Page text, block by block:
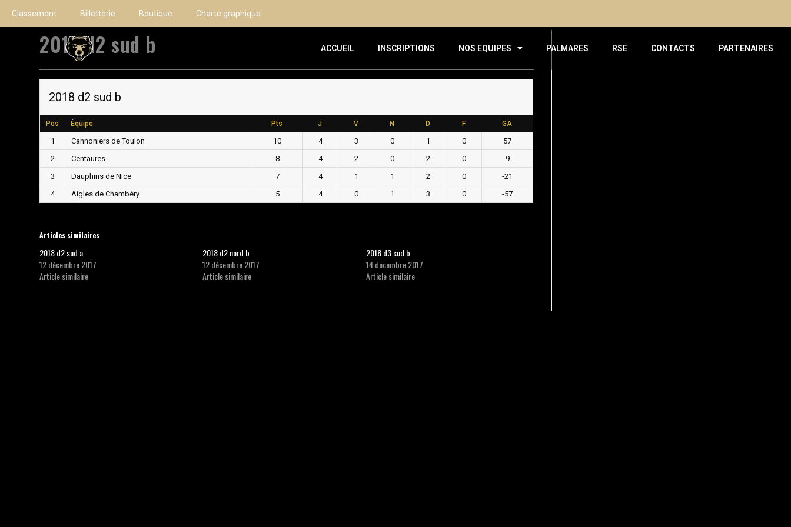
Classement Billetterie Boutique Charte graphique
ACCUEIL INSCRIPTIONS NOS EQUIPES PALMARES RSE CONTACTS PARTENAIRES
2018 d2 sud b
2018 d2 sud b
Pos Équipe Pts J V N D F GA
1 Cannoniers de Toulon 10 4 3 0 1 0
57
2
Centaures 8 4 2 0 2 0
9
3
Dauphins de Nice 7 4 1 1 2 0
-21
4
Aigles de Chambéry 5 4 0 1 3 0 -57
Articles similaires
2018 d2 sud a
12 décembre 2017
Article similaire
2018 d2 nord b
12 décembre 2017
Article similaire
2018 d3 sud b
14 décembre 2017
Article similaire